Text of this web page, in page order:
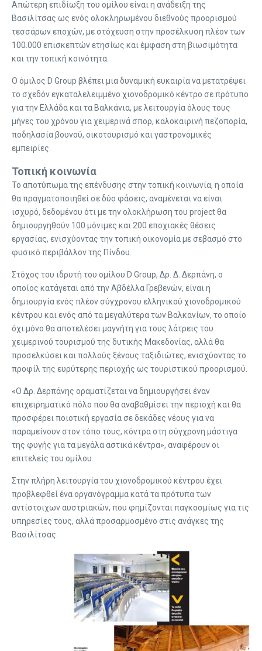
Απώτερη επιδίωξη του ομίλου είναι η ανάδειξη της
Βασιλίτσας ως ενός ολοκληρωμένου διεθνούς προορισμού
τεσσάρων εποχών, με στόχευση στην προσέλκυση πλέον των
100.000 επισκεπτών ετησίως και έμφαση στη βιωσιμότητα
και την τοπική κοινότητα.
Ο όμιλος D Group βλέπει μια δυναμική ευκαιρία να μετατρέψει
το σχεδόν εγκαταλελειμμένο χιονοδρομικό κέντρο σε πρότυπο
για την Ελλάδα και τα Βαλκάνια, με λειτουργία όλους τους
μήνες του χρόνου για χειμερινά σπορ, καλοκαιρινή πεζοπορία,
ποδηλασία βουνού, οικοτουρισμό και γαστρονομικές
εμπειρίες.
Τοπική κοινωνία
Το αποτύπωμα της επένδυσης στην τοπική κοινωνία, η οποία
θα πραγματοποιηθεί σε δύο φάσεις, αναμένεται να είναι
ισχυρό, δεδομένου ότι με την ολοκλήρωση του project θα
δημιουργηθούν 100 μόνιμες και 200 εποχιακές θέσεις
εργασίας, ενισχύοντας την τοπική οικονομία με σεβασμό στο
φυσικό περιβάλλον της Πίνδου.
Στόχος του ιδρυτή του ομίλου D Group, Δρ. Δ. Δερπάνη, ο
οποίος κατάγεται από την Αβδέλλα Γρεβενών, είναι η
δημιουργία ενός πλέον σύγχρονου ελληνικού χιονοδρομικού
κέντρου και ενός από τα μεγαλύτερα των Βαλκανίων, το οποίο
όχι μόνο θα αποτελέσει μαγνήτη για τους λάτρεις του
χειμερινού τουρισμού της δυτικής Μακεδονίας, αλλά θα
προσελκύσει και πολλούς ξένους ταξιδιώτες, ενισχύοντας το
προφίλ της ευρύτερης περιοχής ως τουριστικού προορισμού.
«Ο Δρ. Δερπάνης οραματίζεται να δημιουργήσει έναν
επιχειρηματικό πόλο που θα αναβαθμίσει την περιοχή και θα
προσφέρει ποιοτική εργασία σε δεκάδες νέους για να
παραμείνουν στον τόπο τους, κόντρα στη σύγχρονη μάστιγα
της φυγής για τα μεγάλα αστικά κέντρα», αναφέρουν οι
επιτελείς του ομίλου.
Στην πλήρη λειτουργία του χιονοδρομικού κέντρου έχει
προβλεφθεί ένα οργανόγραμμα κατά τα πρότυπα των
αντίστοιχων αυστριακών, που φημίζονται παγκοσμίως για τις
υπηρεσίες τους, αλλά προσαρμοσμένο στις ανάγκες της
Βασιλίτσας.